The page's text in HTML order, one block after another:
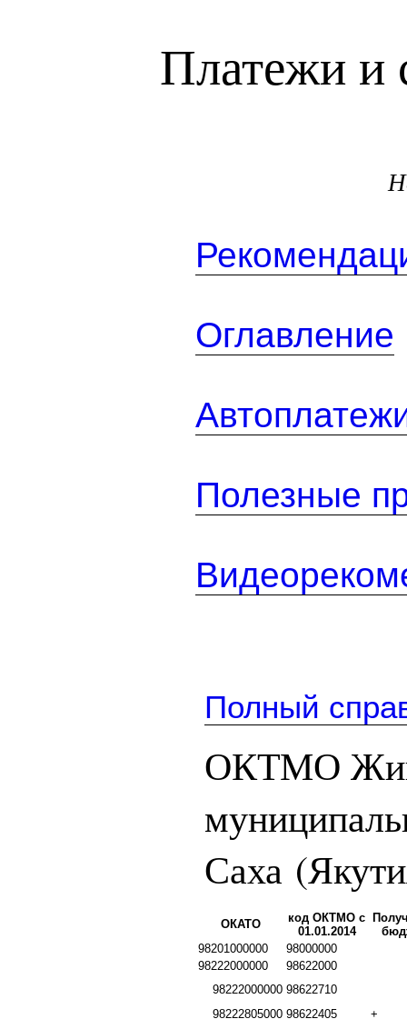
Платежи и
Оглавление
Полезные
Полный
ОКТМО
Саха
ОКАТО
код ОКТМО с
01.01.2014
98201000000
98000000
98222000000
98622000
98222000000 98622710
98222805000 98622405
+